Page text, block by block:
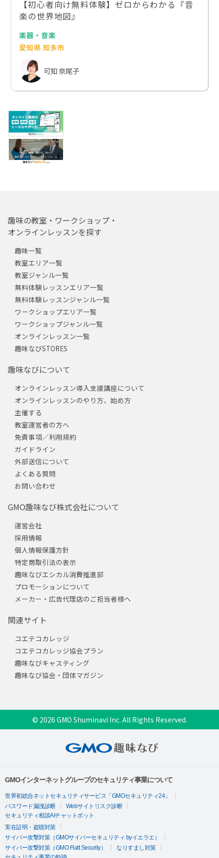
【初心者向け無料体験】ゼロからわかる『音
楽の世界地図』
楽器・音楽
愛知県 知多市
可知 奈尾子
趣味の教室・ワークショップ・
オンラインレッスンを探す
趣味一覧
教室エリア一覧
教室ジャンル一覧
無料体験レッスンエリア一覧
無料体験レッスンジャンル一覧
ワークショップエリア一覧
ワークショップジャンル一覧
オンラインレッスン一覧
趣味なびSTORES
趣味なびについて
オンラインレッスン導入支援講座について
オンラインレッスンのやり方、始め方
主催する
教室運営者の方へ
免責事項／利用規約
ガイドライン
外部送信について
よくある質問
お問い合わせ
GMO趣味なび株式会社について
運営会社
採用情報
個人情報保護方針
特定商取引法の表示
趣味なびエシカル消費推進部
プロモーションについて
メーカー・広告代理店のご担当者様へ
関連サイト
コエテコカレッジ
コエテコカレッジ協会プラン
趣味なびキャスティング
趣味なび協会・団体マガジン
© 2026 GMO Shuminavi Inc. All Rights Reserved.